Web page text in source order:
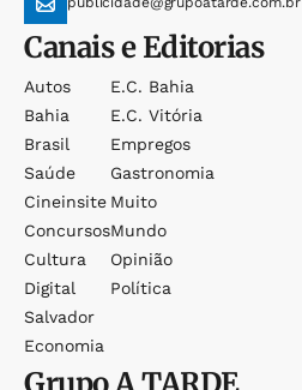
Canais e Editorias
Autos
Bahia
Brasil
Saúde
Cineinsite
Concursos
Cultura
Digital
Salvador
Economia
E.c. Bahia
E.c. Vitória
Empregos
Gastronomia
Muito
Mundo
Opinião
Política